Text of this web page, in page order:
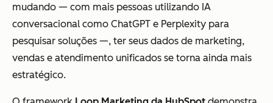
mudando — com mais pessoas utilizando IA
conversacional como ChatGPT e Perplexity para
pesquisar soluções —, ter seus dados de marketing,
vendas e atendimento unificados se torna ainda mais
estratégico.